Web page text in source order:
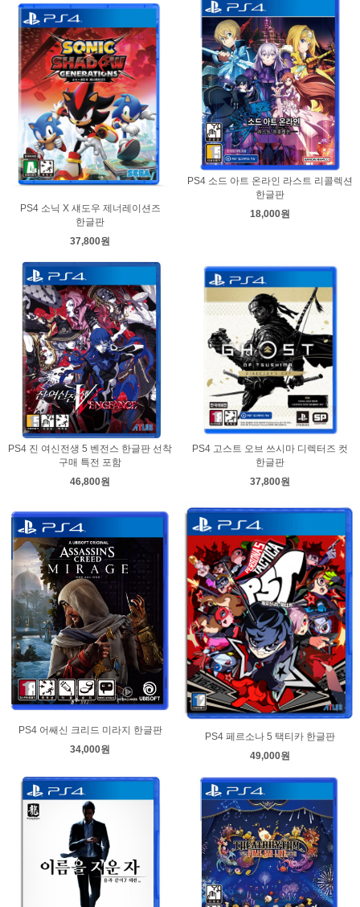
PS4 소닉 X 섀도우 제너레이션즈
한글판
37,800원
PS4 소드 아트 온라인 라스트 리콜렉션
한글판
18,000원
PS4 진 여신전생 5 벤전스 한글판 선착
구매 특전 포함
46,800원
PS4 고스트 오브 쓰시마 디렉터즈 컷
한글판
37,800원
PS4 어쌔신 크리드 미라지 한글판
34,000원
PS4 페르소나 5 택티카 한글판
49,000원